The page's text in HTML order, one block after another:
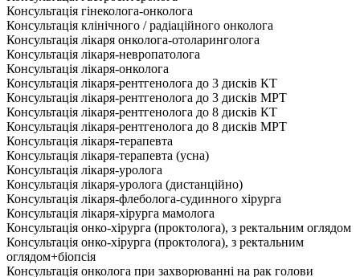
Консультація гінеколога-онколога
Консультація клінічного / радіаційного онколога
Консультація лікаря онколога-отоларинголога
Консультація лікаря-невропатолога
Консультація лікаря-онколога
Консультація лікаря-рентгенолога до 3 дисків КТ
Консультація лікаря-рентгенолога до 3 дисків МРТ
Консультація лікаря-рентгенолога до 8 дисків КТ
Консультація лікаря-рентгенолога до 8 дисків МРТ
Консультація лікаря-терапевта
Консультація лікаря-терапевта (усна)
Консультація лікаря-уролога
Консультація лікаря-уролога (дистанційно)
Консультація лікаря-флеболога-судинного хірурга
Консультація лікаря-хірурга мамолога
Консультація онко-хірурга (проктолога), з ректальним оглядом
Консультація онко-хірурга (проктолога), з ректальним
оглядом+біопсія
Консультація онколога при захворюванні на рак голови